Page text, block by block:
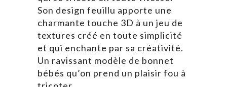
Son design feuillu apporte une
charmante touche 3D à un jeu de
textures créé en toute simplicité
et qui enchante par sa créativité.
Un ravissant modèle de bonnet
bébés qu’on prend un plaisir fou à